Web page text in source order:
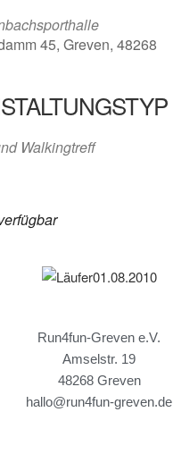
45, Greven, 48268
Walkingtreff
Run4fun-Greven e.V.
Amselstr. 19
48268 Greven
hallo@run4fun-greven.de